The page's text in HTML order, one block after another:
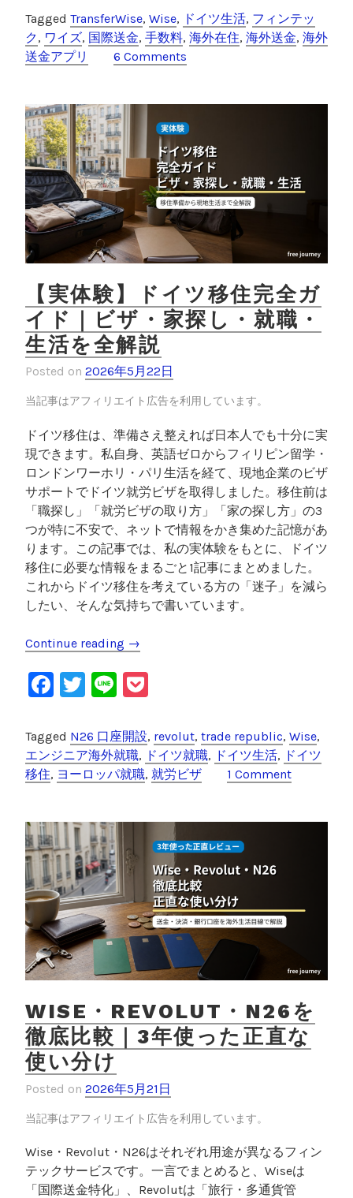
海
外
送
銀
行
よ
り
安
理
由
を
実
体
験
解
説
”
c
e
b
o
k
tt
er
e
c
k
et
Tagged TransferWise, Wise, ドイツ生活, フィンテッ
ク, ワイズ, 国際送金, 手数料, 海外在住, 海外送金, 海外
送金アプリ
6 Comments
【実体験】ドイツ移住完全ガ
イド｜ビザ・家探し・就職・
生活を全解説
Posted on 2026年5月22日
当記事はアフィリエイト広告を利用しています。
ドイツ移住は、準備さえ整えれば日本人でも十分に実
現できます。私自身、英語ゼロからフィリピン留学・
ロンドンワーホリ・パリ生活を経て、現地企業のビザ
サポートでドイツ就労ビザを取得しました。移住前は
「職探し」「就労ビザの取り方」「家の探し方」の3
つが特に不安で、ネットで情報をかき集めた記憶があ
ります。この記事では、私の実体験をもとに、ドイツ
移住に必要な情報をまるごと1記事にまとめました。
これからドイツ移住を考えている方の「迷子」を減ら
したい、そんな気持ちで書いています。
Continue reading “
実
体
】
ド
イ
完
全
イ
ド
｜
ビ
ザ
・
家
探
就
職
生
活
を
→
F
c
e
b
o
k
T
tt
er
Li
e
c
k
et
Tagged N26 口座開設, revolut, trade republic, Wise,
エンジニア海外就職, ドイツ就職, ドイツ生活, ドイツ
移住, ヨーロッパ就職, 就労ビザ 1 Comment
WISE・REVOLUT・N26を
徹底比較｜3年使った正直な
使い分け
Posted on 2026年5月21日
当記事はアフィリエイト広告を利用しています。
Wise・Revolut・N26はそれぞれ用途が異なるフィン
テックサービスです。一言でまとめると、Wiseは
「国際送金特化」、Revolutは「旅行・多通貨管